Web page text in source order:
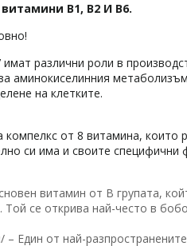
В1, В2 И В6.
различни роли в
аминокиселинния
на клетките.
компелкс от 8 витамина, които
си има и своите специфични
витамин от B групата,
се открива най-често в
Един от най-